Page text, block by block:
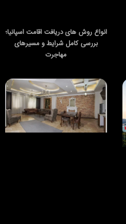
انواع روش های دریافت اقامت اسپانیا؛
بررسی کامل شرایط و مسیرهای
مهاجرت